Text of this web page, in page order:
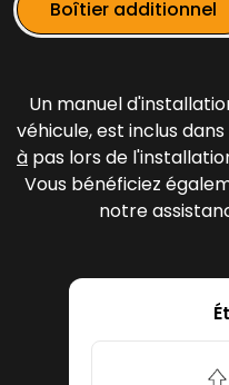
Boîtier additionnel
Un manuel
véhicule, est inclus
à pas lors de
Vous bénéficiez
notre